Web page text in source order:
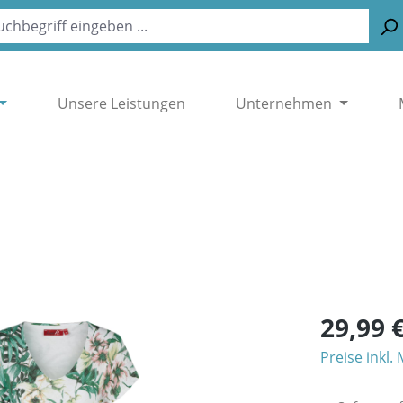
Unsere Leistungen Unternehmen
29,99
Preise inkl.